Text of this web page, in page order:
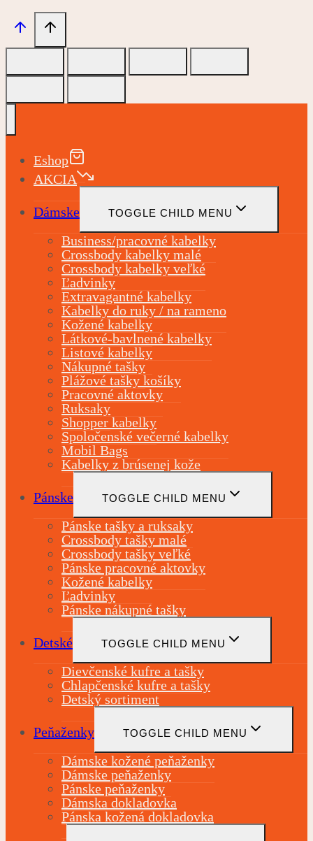
Eshop
AKCIA
Dámske TOGGLE CHILD MENU
Business/pracovné kabelky
Crossbody kabelky malé
Crossbody kabelky veľké
Ľadvinky
Extravagantné kabelky
Kabelky do ruky / na rameno
Kožené kabelky
Látkové-bavlnené kabelky
Listové kabelky
Nákupné tašky
Plážové tašky košíky
Pracovné aktovky
Ruksaky
Shopper kabelky
Spoločenské večerné kabelky
Mobil Bags
Kabelky z brúsenej kože
Pánske TOGGLE CHILD MENU
Pánske tašky a ruksaky
Crossbody tašky malé
Crossbody tašky veľké
Pánske pracovné aktovky
Kožené kabelky
Ľadvinky
Pánske nákupné tašky
Detské TOGGLE CHILD MENU
Dievčenské kufre a tašky
Chlapčenské kufre a tašky
Detský sortiment
Peňaženky TOGGLE CHILD MENU
Dámske kožené peňaženky
Dámske peňaženky
Pánske peňaženky
Dámska dokladovka
Pánska kožená dokladovka